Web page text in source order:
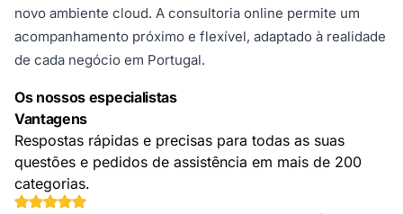
novo ambiente cloud. A consultoria online permite um
acompanhamento próximo e flexível, adaptado à realidade
de cada negócio em Portugal.
Os nossos especialistas
Vantagens
Respostas rápidas e precisas para todas as suas
questões e pedidos de assistência em mais de 200
categorias.